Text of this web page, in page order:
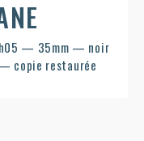
— 35mm — noir
copie restaurée